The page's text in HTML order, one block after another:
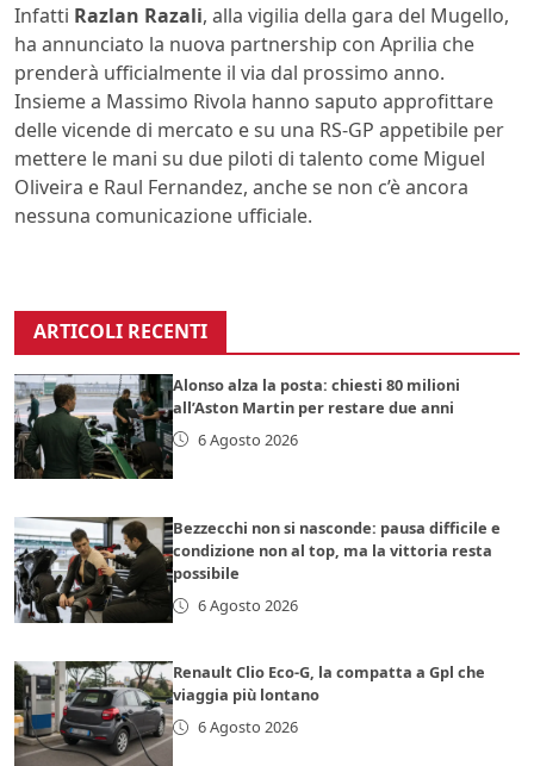
Infatti Razlan Razali, alla vigilia della gara del Mugello,
ha annunciato la nuova partnership con Aprilia che
prenderà ufficialmente il via dal prossimo anno.
Insieme a Massimo Rivola hanno saputo approfittare
delle vicende di mercato e su una RS-GP appetibile per
mettere le mani su due piloti di talento come Miguel
Oliveira e Raul Fernandez, anche se non c’è ancora
nessuna comunicazione ufficiale.
ARTICOLI RECENTI
Alonso alza la posta: chiesti 80 milioni
all’Aston Martin per restare due anni
6 Agosto 2026
Bezzecchi non si nasconde: pausa difficile e
condizione non al top, ma la vittoria resta
possibile
6 Agosto 2026
Renault Clio Eco-G, la compatta a Gpl che
viaggia più lontano
6 Agosto 2026